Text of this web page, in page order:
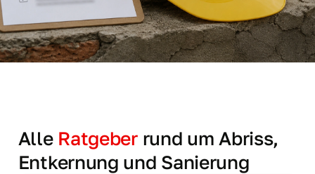
Alle Ratgeberrund um Abriss,
Entkernung und Sanierung